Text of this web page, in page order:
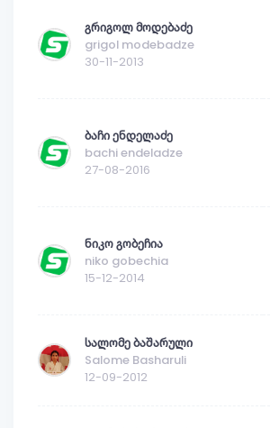
გრიგოლ მოდებაძე
grigol modebadze
30-11-2013
ბაჩი ენდელაძე
bachi endeladze
27-08-2016
ნიკო გობეჩია
niko gobechia
15-12-2014
სალომე ბაშარული
Salome Basharuli
12-09-2012